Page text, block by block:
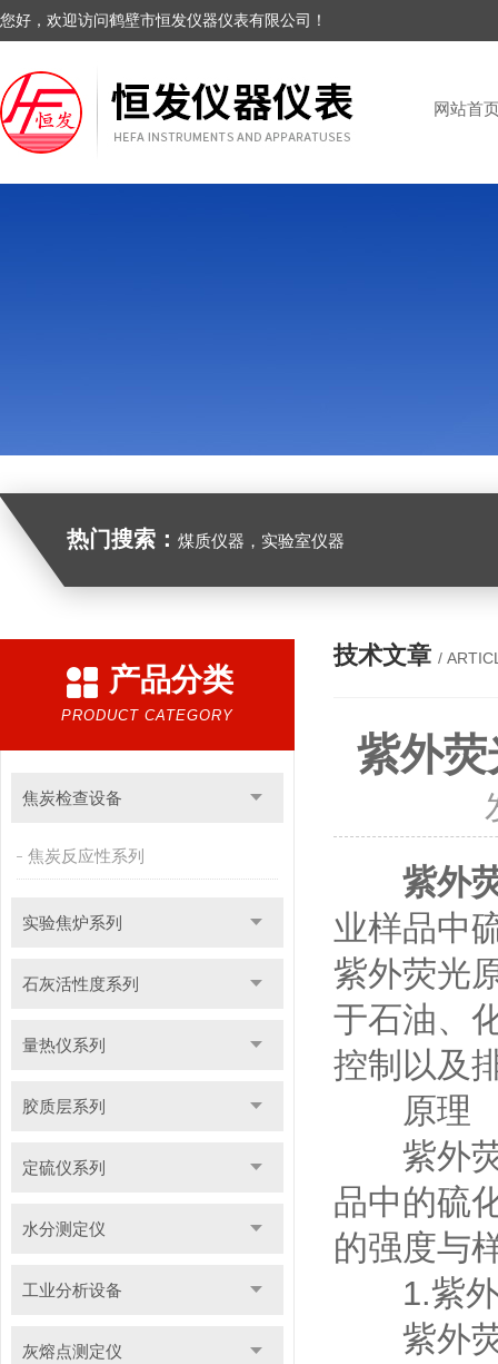
您好，欢迎访问鹤壁市恒发仪器仪表有限公司！
网站首
热门搜索： 煤质仪器，实验室仪器
产品分类
PRODUCT CATEGORY
焦炭检查设备
焦炭反应性系列
实验焦炉系列
石灰活性度系列
量热仪系列
胶质层系列
定硫仪系列
水分测定仪
工业分析设备
灰熔点测定仪
技术文章 /
紫外
紫外
业样品中
紫外荧光
于石油、
控制以及
原理
紫外荧
品中的硫
的强度与
1.紫外
紫外荧